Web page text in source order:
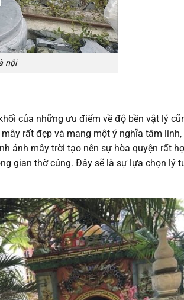
nội
của những ưu điểm về độ bền vật lý
rất đẹp và mang một ý nghĩa tâm
ảnh mây trời tạo nên sự hòa quyện rất
gian thờ cúng. Đây sẽ là sự lựa chọn lý